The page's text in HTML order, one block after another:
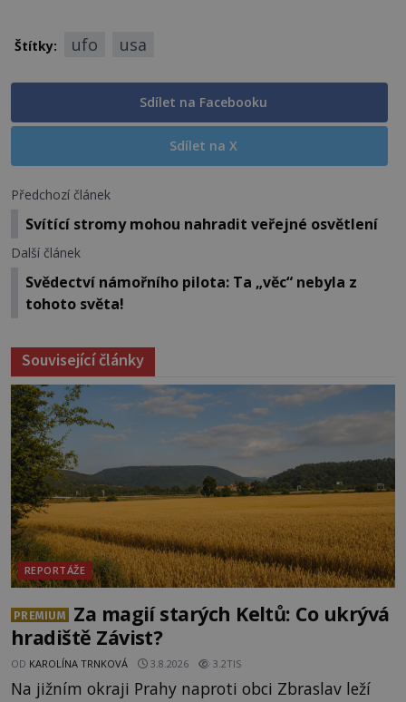
Štítky: ufo usa
Sdílet na Facebooku
Sdílet na X
Předchozí článek
Svítící stromy mohou nahradit veřejné osvětlení
Další článek
Svědectví námořního pilota: Ta „věc“ nebyla z
tohoto světa!
Související články
REPORTÁŽE
PREMIUM
Za magií starých Keltů: Co ukrývá
hradiště Závist?
OD KAROLÍNA TRNKOVÁ 3.8.2026 3.2TIS
Na jižním okraji Prahy naproti obci Zbraslav leží